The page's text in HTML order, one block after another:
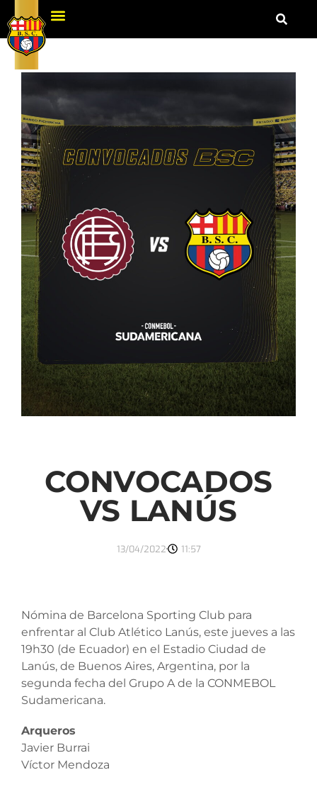
CONVOCADOS
VS LANÚS
13/04/2022 11:57
Nómina de Barcelona Sporting Club para
enfrentar al Club Atlético Lanús, este jueves a las
19h30 (de Ecuador) en el Estadio Ciudad de
Lanús, de Buenos Aires, Argentina, por la
segunda fecha del Grupo A de la CONMEBOL
Sudamericana.
Arqueros
Javier Burrai
Víctor Mendoza